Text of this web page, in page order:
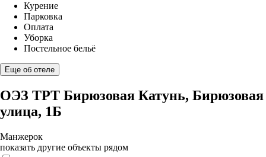
Курение
Парковка
Оплата
Уборка
Постельное бельё
Еще об отеле
ОЭЗ ТРТ Бирюзовая Катунь, Бирюзовая
улица, 1Б
Манжерок
показать другие объекты рядом